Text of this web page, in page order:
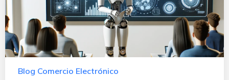
Blog Comercio Electrónico